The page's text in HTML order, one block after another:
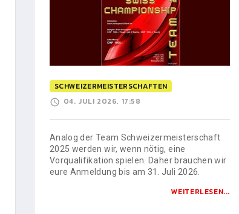
SCHWEIZERMEISTERSCHAFTEN
04. JULI 2026, 17:58
Analog der Team Schweizermeisterschaft
2025 werden wir, wenn nötig, eine
Vorqualifikation spielen. Daher brauchen wir
eure Anmeldung bis am 31. Juli 2026.
WEITERLESEN...